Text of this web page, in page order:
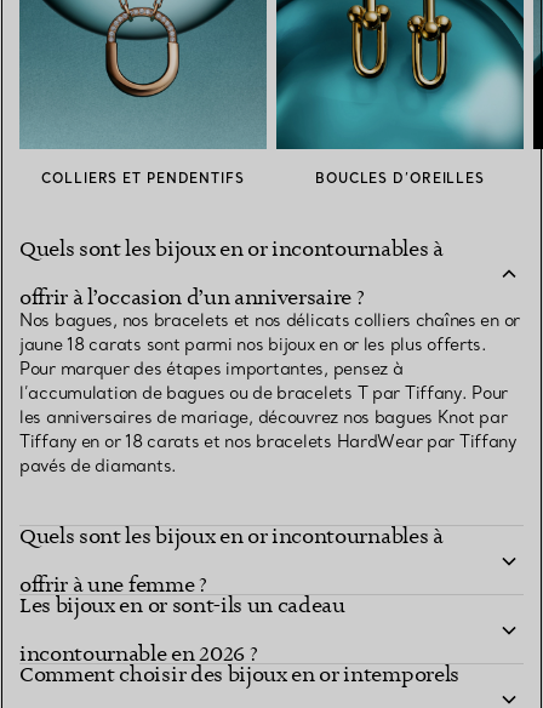
COLLIERS ET PENDENTIFS BOUCLES D’OREILLES
Quels sont les bijoux en or incontournables à
offrir à l’occasion d’un anniversaire ?
Nos bagues, nos bracelets et nos délicats colliers chaînes en or
jaune 18 carats sont parmi nos bijoux en or les plus offerts.
Pour marquer des étapes importantes, pensez à
l’accumulation de bagues ou de bracelets T par Tiffany. Pour
les anniversaires de mariage, découvrez nos bagues Knot par
Tiffany en or 18 carats et nos bracelets HardWear par Tiffany
pavés de diamants.
Quels sont les bijoux en or incontournables à
offrir à une femme ?
Les bijoux en or sont-ils un cadeau
incontournable en 2026 ?
Comment choisir des bijoux en or intemporels